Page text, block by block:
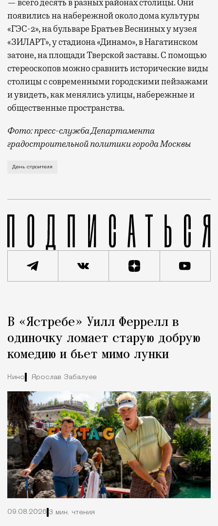
— всего десять в разных районах столицы. Они
появились на набережной около дома культуры
«ГЭС-2», на бульваре Братьев Весниных у музея
«ЗИЛАРТ», у стадиона «Динамо», в Нагатинском
затоне, на площади Тверской заставы. С помощью
стереоскопов можно сравнить исторические виды
столицы с современными городскими пейзажами
и увидеть, как менялись улицы, набережные и
общественные пространства.
Фото: пресс-служба Департамента
градостроительной политики города Москвы
В этом году профессиональный праздник День
День строителя
Город
В «Ястребе» Уилл Феррелл в
одиночку ломает старую добрую
комедию и бьет мимо лунки
Кино Ярослав Забалуев
09.08.2026 3 мин. чтения